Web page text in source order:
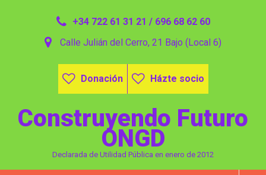
+34 722 61 31 21 / 696 68 62 60
Calle Julián del Cerro, 21 Bajo (Local 6)
Donación Házte socio
Construyendo Futuro
ONGD
Declarada de Utilidad Pública en enero de 2012